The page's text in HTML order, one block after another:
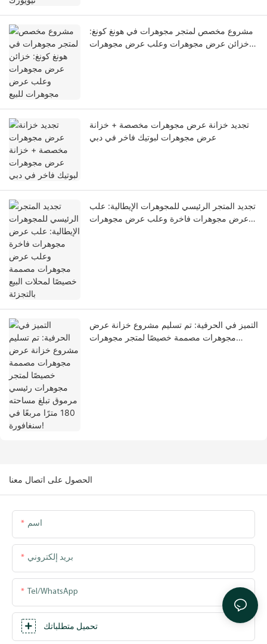
مشروع مخصص لمتجر مجوهرات في هونغ كونغ:
خزائن عرض مجوهرات وعلب عرض مجوهرات
تجديد خزانة عرض مجوهرات مخصصة + خزانة
عرض مجوهرات لبوتيك فاخر في دبي
تجديد المتجر الرئيسي للمجوهرات الإيطالية: علب
عرض مجوهرات فاخرة وعلب عرض مجوهرات
التميز في الحرفية: تم تسليم مشروع خزانة عرض
مجوهرات مصممة خصيصًا لمتجر مجوهرات
الحصول على اتصال معنا
اسم
بريد إلكتروني
Tel/WhatsApp
تحميل متطلباتك